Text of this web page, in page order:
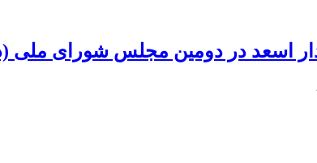
دومین مجلس شورای ملی (دوم محرم 1330ـ دوم